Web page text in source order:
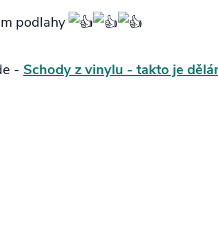
podlahy
- Schody z vinylu - takto je